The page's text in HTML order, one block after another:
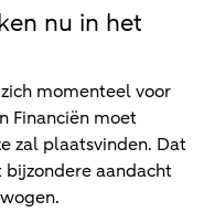
nu in het
momenteel voor
Financiën moet
zal plaatsvinden. Dat
aandacht